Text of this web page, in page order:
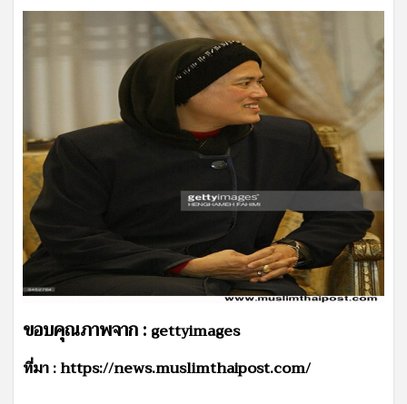
ขอบคุณภาพจาก : gettyimages
ที่มา : https://news.muslimthaipost.com/